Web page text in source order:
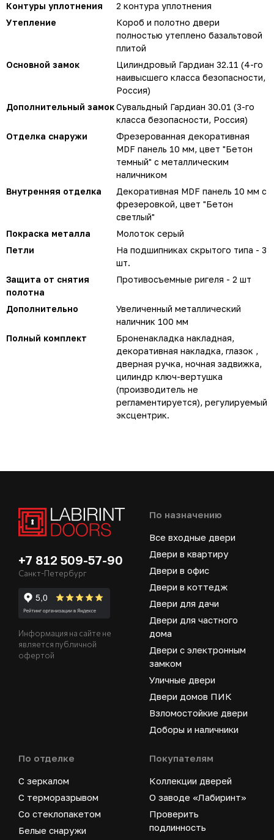
Контуры уплотнения
2 контура уплотнения
Утепление
Короб и полотно двери
полностью утеплено базальтовой
плитой
Основной замок
Цилиндровый Гардиан 32.11 (4-го
наивысшего класса безопасности,
Россия)
Дополнительный замокСувальдный Гардиан 30.01 (3-го
класса безопасности, Россия)
Отделка снаружи
Фрезерованная декоративная
MDF панель 10 мм, цвет "Бетон
темный" с металлическим
наличником
Внутренняя отделка
Декоративная MDF панель 10 мм с
фрезеровкой, цвет "Бетон
светлый"
Покраска металла
Молоток серый
Петли
На подшипниках скрытого типа - 3
шт.
Защита от снятия
полотна
Противосъемные ригеля - 2 шт
Дополнительно
Увеличенный металлический
наличник 100 мм
Полный комплект
Броненакладка накладная,
декоративная накладка, глазок ,
дверная ручка, ночная задвижка,
цилиндр ключ-вертушка
(производитель не
регламентируется), регулируемый
эксцентрик.
+7 812 509-57-90
Санкт-Петербург
Информация на сайте не
является публичной
офертой
По назначению
Все входные двери
Двери в квартиру
Двери в офис
Двери в коттедж
Двери для дачи
Двери для частного
дома
Двери с электронным
замком
Уличные двери
Двери домов ПИК
Взломостойкие двери
Доборы и наличники
По отделке
С зеркалом
С терморазрывом
Со стеклопакетом
Белые снаружи
Покупателям
Коллекции дверей
О заводе «Лабиринт»
Проверить
подлинность